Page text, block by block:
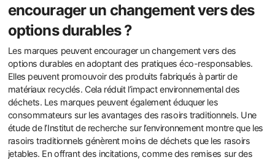
encourager un changement vers des
options durables ?
Les marques peuvent encourager un changement vers des
options durables en adoptant des pratiques éco-responsables.
Elles peuvent promouvoir des produits fabriqués à partir de
matériaux recyclés. Cela réduit l’impact environnemental des
déchets. Les marques peuvent également éduquer les
consommateurs sur les avantages des rasoirs traditionnels. Une
étude de l’Institut de recherche sur l’environnement montre que les
rasoirs traditionnels génèrent moins de déchets que les rasoirs
jetables. En offrant des incitations, comme des remises sur des